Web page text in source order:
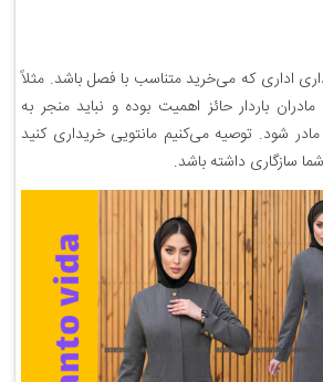
اداری که می‌خرید متناسب با فصل باشد. مثلاً
باردار حائز اهمیت بوده و نباید منجر به
شود. توصیه می‌کنیم مانتویی خریداری کنید
سازگاری داشته باشد.